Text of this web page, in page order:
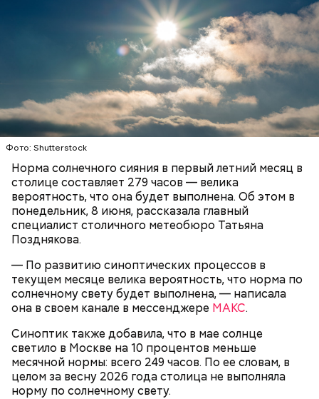
Фото: Shutterstock
Норма солнечного сияния в первый летний месяц в
столице составляет 279 часов — велика
вероятность, что она будет выполнена. Об этом в
понедельник, 8 июня, рассказала главный
специалист столичного метеобюро Татьяна
Позднякова.
— По развитию синоптических процессов в
текущем месяце велика вероятность, что норма по
солнечному свету будет выполнена, — написала
она в своем канале в мессенджере МАКС.
Синоптик также добавила, что в мае солнце
светило в Москве на 10 процентов меньше
месячной нормы: всего 249 часов. По ее словам, в
целом за весну 2026 года столица не выполняла
норму по солнечному свету.
Сергей Собянин рассказал, что на
территории ОЭЗ «Технополис
Москва» планируется открыть 25
новых производств
— Сначала на плату наносят гравировку —
торговый знак производителя. После этого плата
отправляется на роботизированную линию, где на
нее наносится термопаста и устанавливаются
необходимые детали, — поясняет Антонов.
Далее следует запайка выводных элементов.
Простыми словами, плату помещают в устройство,
где циркулирует нагретая жидкость, похожая на
вулканическую лаву. Она накрепко запаивает плату.
Интернет будущего: как в Москве
создают самые быстрые чипы
В 1930-е визитной карточкой эпохи стали смотры
народных талантов. Например, в 1932 году в
Москве в Центральном парке культуры и отдыха
имени Максима Горького прошла I Всесоюзная
олимпиада самодеятельного искусства, которая
завершилась грандиозным музыкальным
праздником. В нем приняло участие свыше пяти
тысяч человек из самодеятельных хоровых и
музыкальных коллективов.
— Каждый вечер тысячи человек проходят сквозь
двери парка культуры и отдыха... Пляшет шофер,
пляшет счетовод. Фрезеровщица подтягивает
припев песни. И вот уже весь круг поет «Армию
Буденного», набирая полной грудью свежий, чуть
влажный воздух, — писала «Вечерняя Москва» в
1932 году о подготовке к олимпиаде.